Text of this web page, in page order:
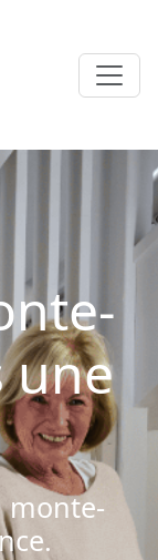
une
monte-